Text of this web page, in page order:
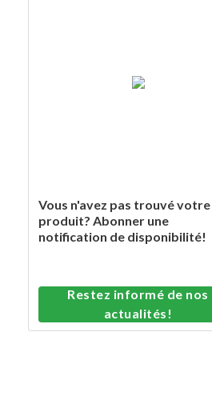
Vous n'avez pas trouvé votre
produit? Abonner une
notification de disponibilité!
Restez informé de nos
actualités!